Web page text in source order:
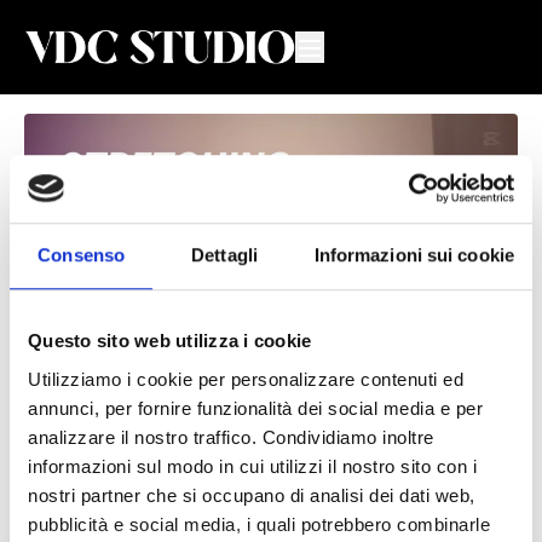
Consenso Dettagli Informazioni sui cookie
Questo sito web utilizza i cookie
Utilizziamo i cookie per personalizzare contenuti ed
annunci, per fornire funzionalità dei social media e per
analizzare il nostro traffico. Condividiamo inoltre
informazioni sul modo in cui utilizzi il nostro sito con i
nostri partner che si occupano di analisi dei dati web,
pubblicità e social media, i quali potrebbero combinarle
Stretching #66
Valeria De Chiara
Lezione di Stretching con Valeria